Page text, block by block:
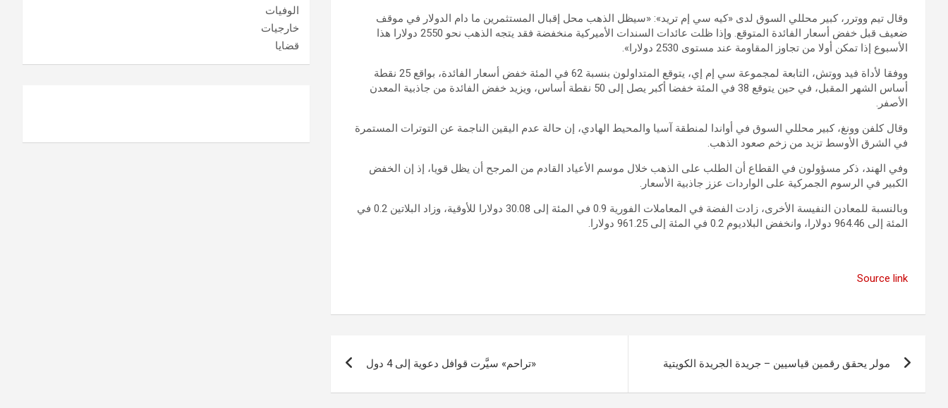
وقال تيم ووترر، كبير محللي السوق لدى «كيه سي إم تريد»: «سيظل الذهب محل إقبال المستثمرين ما دام الدولار في موقف
ضعيف قبل خفض أسعار الفائدة المتوقع. وإذا ظلت عائدات السندات الأميركية منخفضة فقد يتجه الذهب نحو 2550 دولارا هذا
الأسبوع إذا تمكن أولا من تجاوز المقاومة عند مستوى 2530 دولارا».
ووفقا لأداة فيد ووتش، التابعة لمجموعة سي إم إي، يتوقع المتداولون بنسبة 62 في المئة خفض أسعار الفائدة، بواقع 25 نقطة
أساس الشهر المقبل، في حين يتوقع 38 في المئة خفضا أكبر يصل إلى 50 نقطة أساس، ويزيد خفض الفائدة من جاذبية المعدن
الأصفر.
وقال كلفن وونغ، كبير محللي السوق في أواندا لمنطقة آسيا والمحيط الهادي، إن حالة عدم اليقين الناجمة عن التوترات المستمرة
في الشرق الأوسط تزيد من زخم صعود الذهب.
وفي الهند، ذكر مسؤولون في القطاع أن الطلب على الذهب خلال موسم الأعياد القادم من المرجح أن يظل قويا، إذ إن الخفض
الكبير في الرسوم الجمركية على الواردات عزز جاذبية الأسعار.
وبالنسبة للمعادن النفيسة الأخرى، زادت الفضة في المعاملات الفورية 0.9 في المئة إلى 30.08 دولارا للأوقية، وزاد البلاتين 0.2 في
المئة إلى 964.46 دولارا، وانخفض البلاديوم 0.2 في المئة إلى 961.25 دولارا.
Source link
المقالات
مولر يحقق رقمين قياسيين – جريدة الجريدة الكويتية «تراحم» سيَّرت قوافل دعوية إلى 4 دول
الوفيات
خارجيات
قضايا